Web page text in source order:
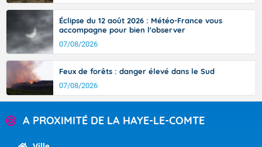
Éclipse du 12 août 2026 : Météo-France vous
accompagne pour bien l'observer
07/08/2026
Feux de forêts : danger élevé dans le Sud
07/08/2026
A PROXIMITÉ DE LA HAYE-LE-COMTE